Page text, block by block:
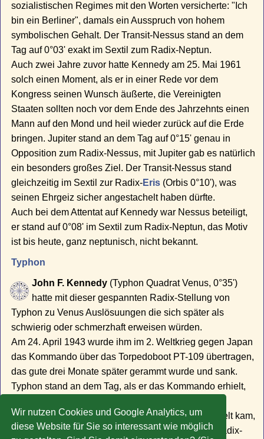
Wir nutzen Cookies und Google Analytics, um
diese Website für Sie so interessant wie möglich
sozialistischen Regimes mit den Worten versicherte: "Ich
bin ein Berliner", damals ein Ausspruch von hohem
symbolischen Gehalt. Der Transit-Nessus stand an dem
Tag auf 0°03' exakt im Sextil zum Radix-Neptun.
Auch zwei Jahre zuvor hatte Kennedy am 25. Mai 1961
solch einen Moment, als er in einer Rede vor dem
Kongress seinen Wunsch äußerte, die Vereinigten
Staaten sollten noch vor dem Ende des Jahrzehnts einen
Mann auf den Mond und heil wieder zurück auf die Erde
bringen. Jupiter stand an dem Tag auf 0°15' genau in
Opposition zum Radix-Nessus, mit Jupiter gab es natürlich
ein besonders großes Ziel. Der Transit-Nessus stand
gleichzeitig im Sextil zur Radix-Eris (Orbis 0°10'), was
seinen Ehrgeiz sicher angestachelt haben dürfte.
Auch bei dem Attentat auf Kennedy war Nessus beteiligt,
er stand auf 0°08' im Sextil zum Radix-Neptun, das Motiv
ist bis heute, ganz neptunisch, nicht bekannt.
Typhon
John F. Kennedy (Typhon Quadrat Venus, 0°35')
hatte mit dieser gespannten Radix-Stellung von
Typhon zu Venus Auslösuungen die sich später als
schwierig oder schmerzhaft erweisen würden.
Am 24. April 1943 wurde ihm im 2. Weltkrieg gegen Japan
das Kommando über das Torpedoboot PT-109 übertragen,
das gute drei Monate später gerammt wurde und sank.
Typhon stand an dem Tag, als er das Kommando erhielt,
Als am 7. August 1963 sein Sohn Patrick auf die Welt kam,
stand der Transit-Typhon auf 0°05' im Sextil zum Radix-